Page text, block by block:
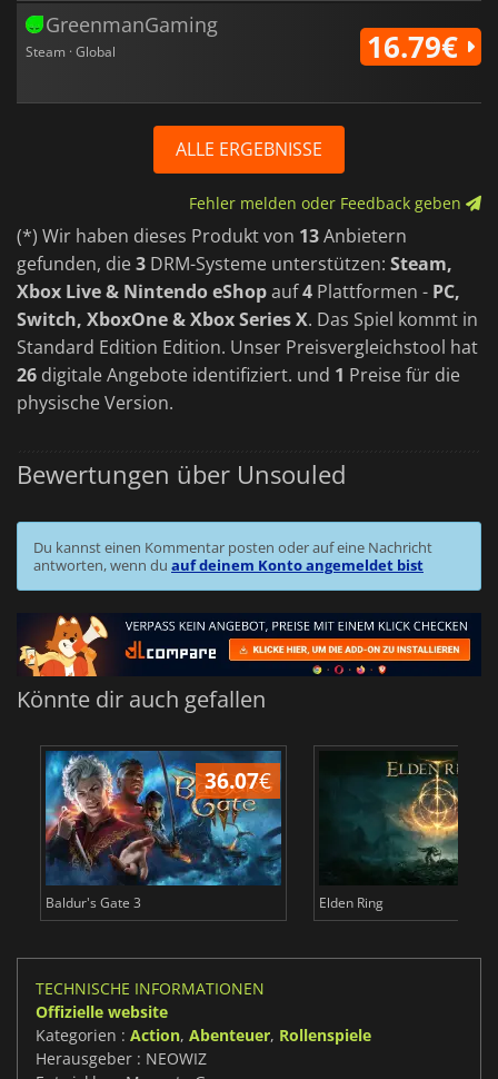
GreenmanGaming
Steam · Global 16.79€
ALLE ERGEBNISSE
Fehler melden oder Feedback geben
(*) Wir haben dieses Produkt von 13Anbietern
gefunden, die3 DRM-Systeme unterstützen: Steam,
Xbox Live & Nintendo eShopauf4 Plattformen - PC,
Switch, XboxOne & Xbox Series X. Das Spiel kommt in
Standard Edition Edition. Unser Preisvergleichstool hat
26 digitale Angebote identifiziert. und 1 Preise für die
physische Version.
Bewertungen über Unsouled
Du kannst einen Kommentar posten oder auf eine Nachricht
antworten, wenn du auf deinem Konto angemeldet bist
Könnte dir auch gefallen
36.07€
Baldur's Gate 3 Elden Ring
TECHNISCHE INFORMATIONEN
Offizielle website
Kategorien : Action, Abenteuer, Rollenspiele
Herausgeber : NEOWIZ